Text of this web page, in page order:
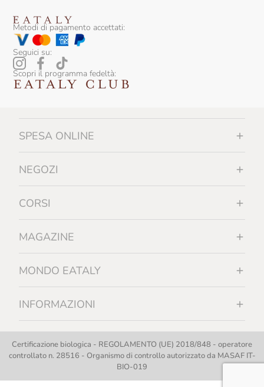
Metodi di pagamento accettati:
Seguici su:
Scopri il programma fedeltà:
SPESA ONLINE
NEGOZI
CORSI
MAGAZINE
MONDO EATALY
INFORMAZIONI
Certificazione biologica - REGOLAMENTO (UE) 2018/848 - operatore
controllato n. 28516 - Organismo di controllo autorizzato da MASAF IT-
BIO-019